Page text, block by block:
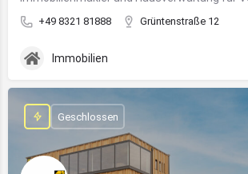
+49 8321 81888 Grüntenstraße 12
Immobilien
Geschlossen